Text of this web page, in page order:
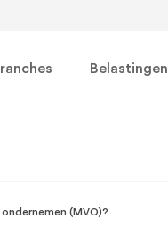
Belastingen
(MVO)?